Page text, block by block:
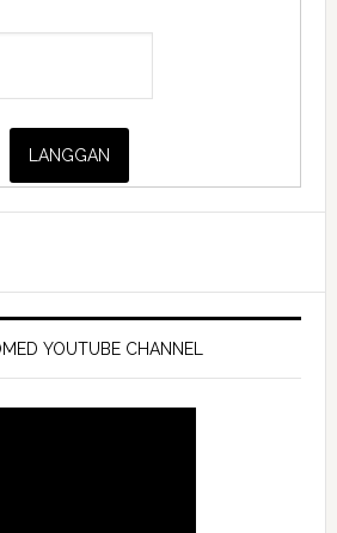
YOUTUBE CHANNEL